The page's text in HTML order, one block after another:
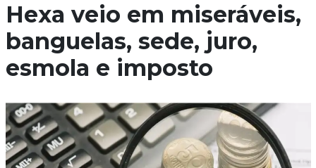
Hexa veio em miseráveis,
banguelas, sede, juro,
esmola e imposto